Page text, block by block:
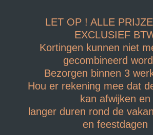
LET OP ! ALLE
EXCLUSIEF
Kortingen kunnen niet
gecombineerd
Bezorgen binnen 3
Hou er rekening mee dat
kan afwijken en
langer duren rond de
en feestdagen